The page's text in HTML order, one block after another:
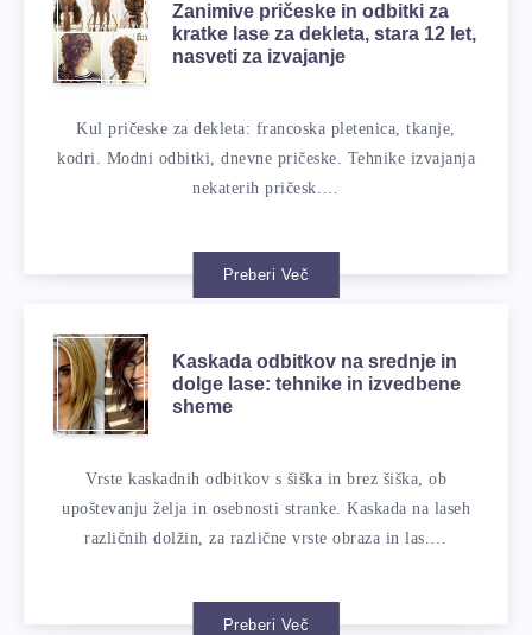
Zanimive pričeske in odbitki za
kratke lase za dekleta, stara 12 let,
nasveti za izvajanje
Kul pričeske za dekleta: francoska pletenica, tkanje,
kodri. Modni odbitki, dnevne pričeske. Tehnike izvajanja
nekaterih pričesk.…
Preberi Več
Kaskada odbitkov na srednje in
dolge lase: tehnike in izvedbene
sheme
Vrste kaskadnih odbitkov s šiška in brez šiška, ob
upoštevanju želja in osebnosti stranke. Kaskada na laseh
različnih dolžin, za različne vrste obraza in las.…
Preberi Več